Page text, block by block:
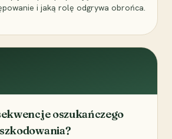
i jaką rolę odgrywa obrońca.
oszukańczego